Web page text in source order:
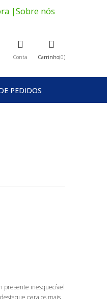
|Sobre nós
Conta Carrinho 0
PEDIDOS
presente inesquecível